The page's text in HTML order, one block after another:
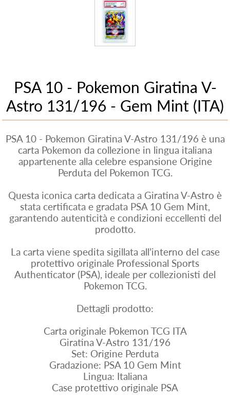
PSA 10 - Pokemon Giratina V-
Astro 131/196 - Gem Mint (ITA)
PSA 10 - Pokemon Giratina V-Astro 131/196 è una
carta Pokemon da collezione in lingua italiana
appartenente alla celebre espansione Origine
Perduta del Pokemon TCG.
Questa iconica carta dedicata a Giratina V-Astro è
stata certificata e gradata PSA 10 Gem Mint,
garantendo autenticità e condizioni eccellenti del
prodotto.
La carta viene spedita sigillata all’interno del case
protettivo originale Professional Sports
Authenticator (PSA), ideale per collezionisti del
Pokemon TCG.
Dettagli prodotto:
Carta originale Pokemon TCG ITA
Giratina V-Astro 131/196
Set: Origine Perduta
Gradazione: PSA 10 Gem Mint
Lingua: Italiana
Case protettivo originale PSA